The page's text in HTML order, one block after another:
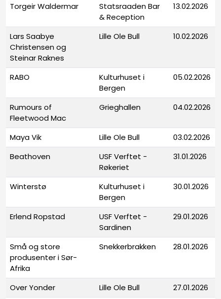
Torgeir Waldermar
Statsraaden Bar
& Reception
13.02.2026
Lars Saabye
Christensen og
Steinar Raknes
Lille Ole Bull 10.02.2026
RABO
Kulturhuset i
Bergen
05.02.2026
Rumours of
Fleetwood Mac
Grieghallen 04.02.2026
Maya Vik Lille Ole Bull
03.02.2026
Beathoven
USF Verftet -
Røkeriet
31.01.2026
Winterstø
Kulturhuset i
Bergen
30.01.2026
Erlend Ropstad
USF Verftet -
Sardinen
29.01.2026
Små og store
produsenter i Sør-
Afrika
Snekkerbrakken 28.01.2026
Over Yonder Lille Ole Bull
27.01.2026